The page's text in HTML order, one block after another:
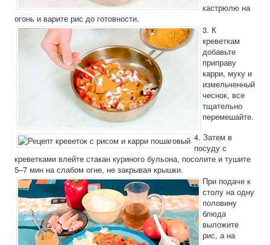
кастрюлю на
огонь и варите рис до готовности.
3. К
креветкам
добавьте
приправу
карри, муку и
измельченный
чеснок, все
тщательно
перемешайте.
4. Затем в
посуду с
креветками влейте стакан куриного бульона, посолите и тушите
5–7 мин на слабом огне, не закрывая крышки.
При подаче к
столу на одну
половину
блюда
выложите
рис, а на